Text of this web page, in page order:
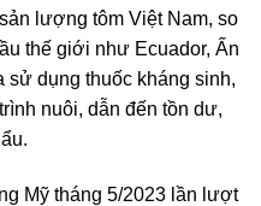
lượng tôm Việt Nam, so
thế giới như Ecuador, Ấn
sử dụng thuốc kháng sinh,
nuôi, dẫn đến tồn dư,
Mỹ tháng 5/2023 lần lượt